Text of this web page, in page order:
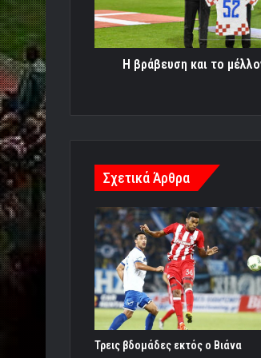
Βρσάλικο
Η βράβευση και το
Σχετικά Άρθρα
Τρεις βδομάδες εκτός ο Βιάνα